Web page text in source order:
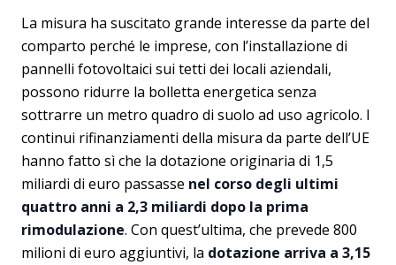
La misura ha suscitato grande interesse da parte del
comparto perché le imprese, con l’installazione di
pannelli fotovoltaici sui tetti dei locali aziendali,
possono ridurre la bolletta energetica senza
sottrarre un metro quadro di suolo ad uso agricolo. I
continui rifinanziamenti della misura da parte dell’UE
hanno fatto sì che la dotazione originaria di 1,5
miliardi di euro passasse nel corso degli ultimi
quattro anni a 2,3 miliardi dopo la prima
rimodulazione. Con quest’ultima, che prevede 800
milioni di euro aggiuntivi, la dotazione arriva a 3,15